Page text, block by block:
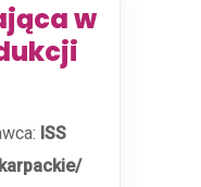
w
ISS